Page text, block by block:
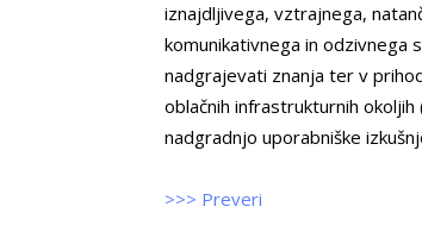
iznajdljivega, vztrajnega,
komunikativnega in odzivnega
nadgrajevati znanja ter v
oblačnih infrastrukturnih
nadgradnjo uporabniške
>>> Preveri